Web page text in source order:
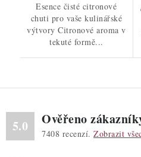
Esence čisté citronové
chuti pro vaše kulinářské
výtvory Citronové aroma v
tekuté formě...
5.0 Ověřeno
7408 recenzí. Zobrazit